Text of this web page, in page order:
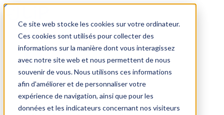
Ce site web stocke les cookies sur votre ordinateur.
Ces cookies sont utilisés pour collecter des
informations sur la manière dont vous interagissez
avec notre site web et nous permettent de nous
souvenir de vous. Nous utilisons ces informations
afin d'améliorer et de personnaliser votre
expérience de navigation, ainsi que pour les
données et les indicateurs concernant nos visiteurs
Trouver un emploi
Par secteur